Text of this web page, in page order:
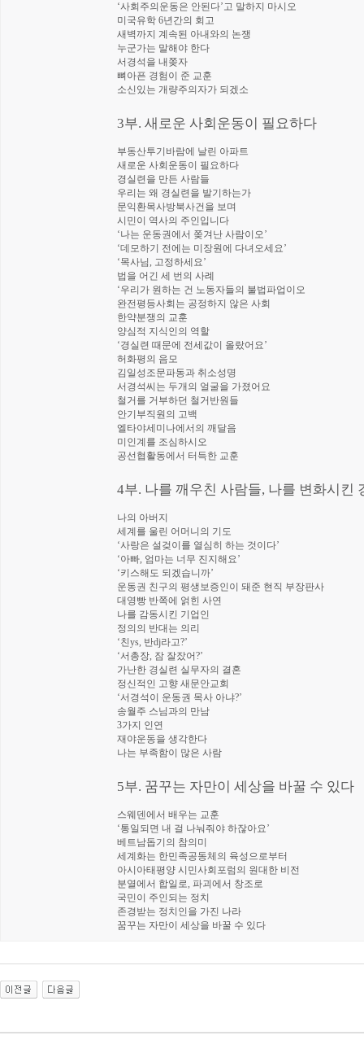
‘사회주의운동은 안된다’고 말하지 마시오
미국유학 6년간의 회고
새벽까지 계속된 아내와의 논쟁
누군가는 말해야 한다
서경석을 내쫒자
뼈아픈 경험이 준 교훈
소신있는 개량주의자가 되겠소
3부. 새로운 사회운동이 필요하다
부동산투기바람에 날린 아파트
새로운 사회운동이 필요하다
경실련을 만든 사람들
우리는 왜 경실련을 발기하는가
문익환목사방북사건을 보며
시민이 역사의 주인입니다
‘나는 운동권에서 쫒겨난 사람이오’
‘데모하기 전에는 미장원에 다녀오세요’
‘목사님, 고정하세요’
법을 어긴 세 번의 사례
‘우리가 원하는 건 노동자들의 불법파업이오
완전평등사회는 공정하지 않은 사회
한약분쟁의 교훈
양심적 지식인의 역할
‘경실련 때문에 전세값이 올랐어요’
허화평의 음모
김일성조문파동과 취소성명
서경석씨는 두개의 얼굴을 가졌어요
철거를 거부하던 철거반원들
안기부직원의 고백
엘타야세미나에서의 깨달음
미인계를 조심하시오
공선협활동에서 터득한 교훈
4부. 나를 깨우친 사람들, 나를 변화시킨
나의 아버지
세계를 울린 어머니의 기도
‘사랑은 설겆이를 열심히 하는 것이다’
‘아빠, 엄마는 너무 진지해요’
‘키스해도 되겠습니까’
운동권 친구의 평생보증인이 돼준 현직 부장판사
대영빵 반쪽에 얽힌 사연
나를 감동시킨 기업인
정의의 반대는 의리
‘친ys, 반dj라고?’
‘서총장, 잠 잘잤어?’
가난한 경실련 실무자의 결혼
정신적인 고향 새문안교회
‘서경석이 운동권 목사 아냐?’
송월주 스님과의 만남
3가지 인연
재야운동을 생각한다
나는 부족함이 많은 사람
5부. 꿈꾸는 자만이 세상을 바꿀 수 있다
스웨덴에서 배우는 교훈
‘통일되면 내 걸 나눠줘야 하잖아요’
베트남돕기의 참의미
세계화는 한민족공동체의 육성으로부터
아시아태평양 시민사회포럼의 원대한 비전
분열에서 합일로, 파괴에서 창조로
국민이 주인되는 정치
존경받는 정치인을 가진 나라
꿈꾸는 자만이 세상을 바꿀 수 있다